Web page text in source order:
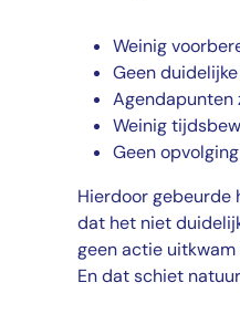
Weinig
Geen
Agendapunten
Weinig
Geen opvolging
Hierdoor gebeurde
dat het niet
geen actie
En dat schiet